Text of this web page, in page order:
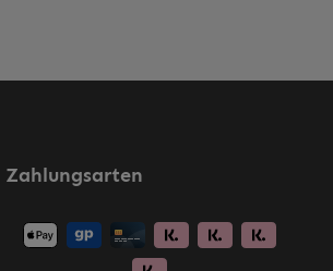
Zahlungsarten